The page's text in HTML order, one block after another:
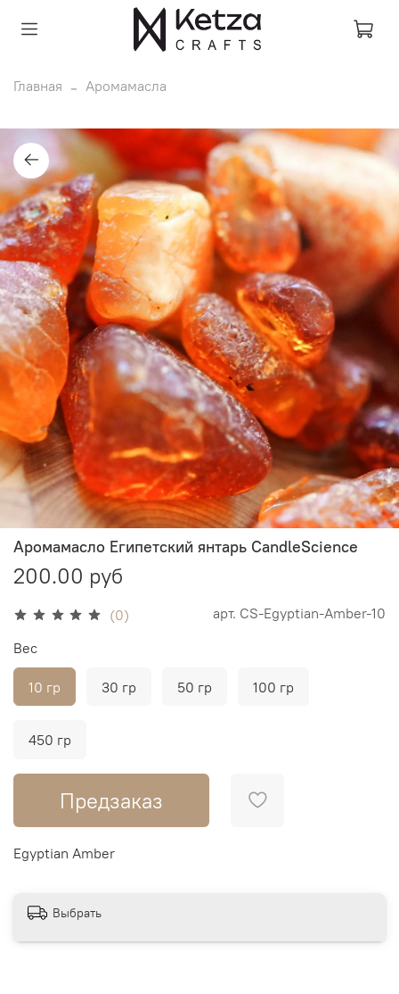
Главная Аромамасла
(0) арт. CS-Egyptian-Amber-10
Аромамасло Египетский янтарь CandleScience
200.00 руб
Предзаказ
Вес
10 гр 30 гр 50 гр 100 гр
450 гр
Egyptian Amber
Выбрать